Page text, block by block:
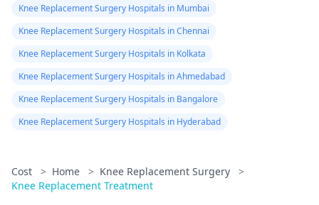
Knee Replacement Surgery Hospitals in Mumbai
Knee Replacement Surgery Hospitals in Chennai
Knee Replacement Surgery Hospitals in Kolkata
Knee Replacement Surgery Hospitals in Ahmedabad
Knee Replacement Surgery Hospitals in Bangalore
Knee Replacement Surgery Hospitals in Hyderabad
Cost > Home > Knee Replacement Surgery
>
Knee Replacement Treatment